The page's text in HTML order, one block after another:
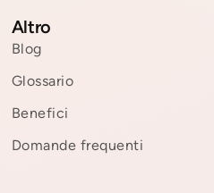
Altro
Blog
Glossario
Benefici
Domande frequenti